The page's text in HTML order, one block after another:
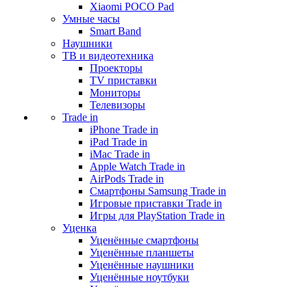
Xiaomi POCO Pad
Умные часы
Smart Band
Наушники
ТВ и видеотехника
Проекторы
TV приставки
Мониторы
Телевизоры
Trade in
iPhone Trade in
iPad Trade in
iMac Trade in
Apple Watch Trade in
AirPods Trade in
Смартфоны Samsung Trade in
Игровые приставки Trade in
Игры для PlayStation Trade in
Уценка
Уценённые смартфоны
Уценённые планшеты
Уценённые наушники
Уценённые ноутбуки